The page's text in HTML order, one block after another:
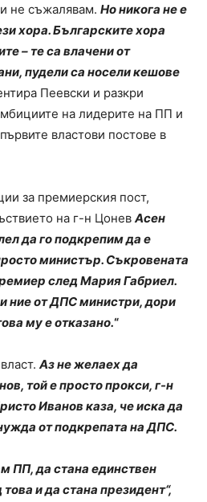
не съжалявам. Но никога не е
хора. Българските хора
– те са влачени от
пудели са носели кешове
Пеевски и разкри
на лидерите на ПП и
властови постове в
за премиерския пост,
на г-н Цонев Асен
да го подкрепим да е
министър. Съкровената
след Мария Габриел.
ние от ДПС министри, дори
му е отказано.“
Аз не желаех да
той е просто прокси, г-н
Иванов каза, че иска да
от подкрепата на ДПС.
ПП, да стана единствен
и да стана президент“,